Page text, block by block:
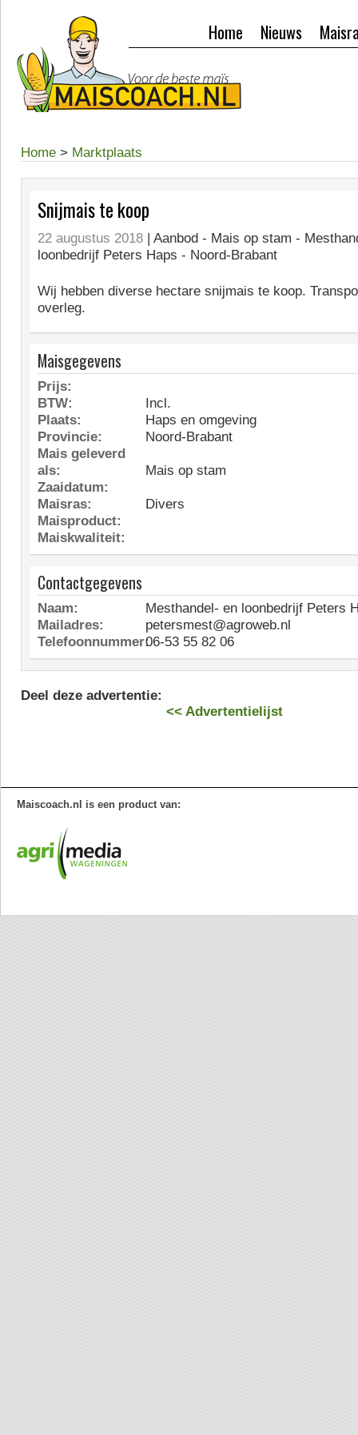
Nieuws
Home
Home > Marktplaats
Snijmais te koop
22 augustus 2018 | Aanbod - Mais op stam -
loonbedrijf Peters Haps - Noord-Brabant
Wij hebben diverse hectare snijmais te koop.
overleg.
Maisgegevens
Prijs:
BTW:
Incl.
Plaats:
Haps en omgeving
Provincie:
Noord-Brabant
Mais geleverd
als:
Mais op stam
Zaaidatum:
Maisras:
Divers
Maisproduct:
Maiskwaliteit:
Contactgegevens
Naam:
Mesthandel- en loonbedrijf Peters
Mailadres:
petersmest@agroweb.nl
Telefoonnummer:06-53 55 82 06
Deel deze advertentie:
<< Advertentielijst
Maiscoach.nl is een product van: